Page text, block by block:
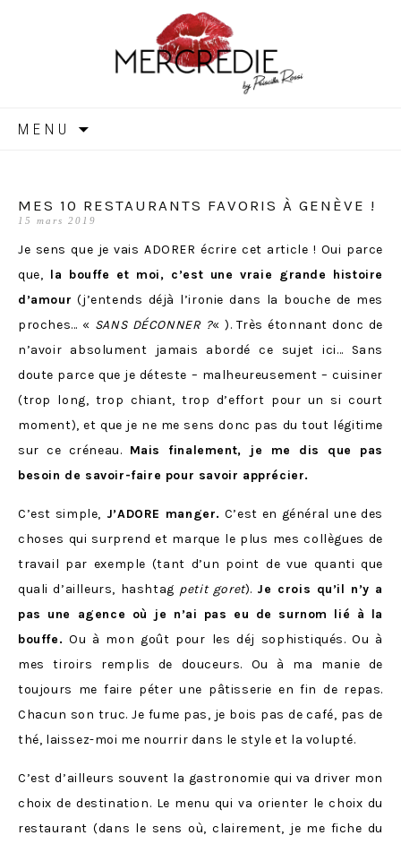
MERCREDIE
MENU
MES 10 RESTAURANTS FAVORIS À GENÈVE !
15 mars 2019
Je sens que je vais ADORER écrire cet article ! Oui parce
que, la bouffe et moi, c’est une vraie grande histoire
d’amour (j’entends déjà l’ironie dans la bouche de mes
proches… « SANS DÉCONNER ?« ). Très étonnant donc de
n’avoir absolument jamais abordé ce sujet ici… Sans
doute parce que je déteste – malheureusement – cuisiner
(trop long, trop chiant, trop d’effort pour un si court
moment), et que je ne me sens donc pas du tout légitime
sur ce créneau. Mais finalement, je me dis que pas
besoin de savoir-faire pour savoir apprécier.
C’est simple, J’ADORE manger. C’est en général une des
choses qui surprend et marque le plus mes collègues de
travail par exemple (tant d’un point de vue quanti que
quali d’ailleurs, hashtag petit goret). Je crois qu’il n’y a
pas une agence où je n’ai pas eu de surnom lié à la
bouffe. Ou à mon goût pour les déj sophistiqués. Ou à
mes tiroirs remplis de douceurs. Ou à ma manie de
toujours me faire péter une pâtisserie en fin de repas.
Chacun son truc. Je fume pas, je bois pas de café, pas de
thé, laissez-moi me nourrir dans le style et la volupté.
C’est d’ailleurs souvent la gastronomie qui va driver mon
choix de destination. Le menu qui va orienter le choix du
restaurant (dans le sens où, clairement, je me fiche du